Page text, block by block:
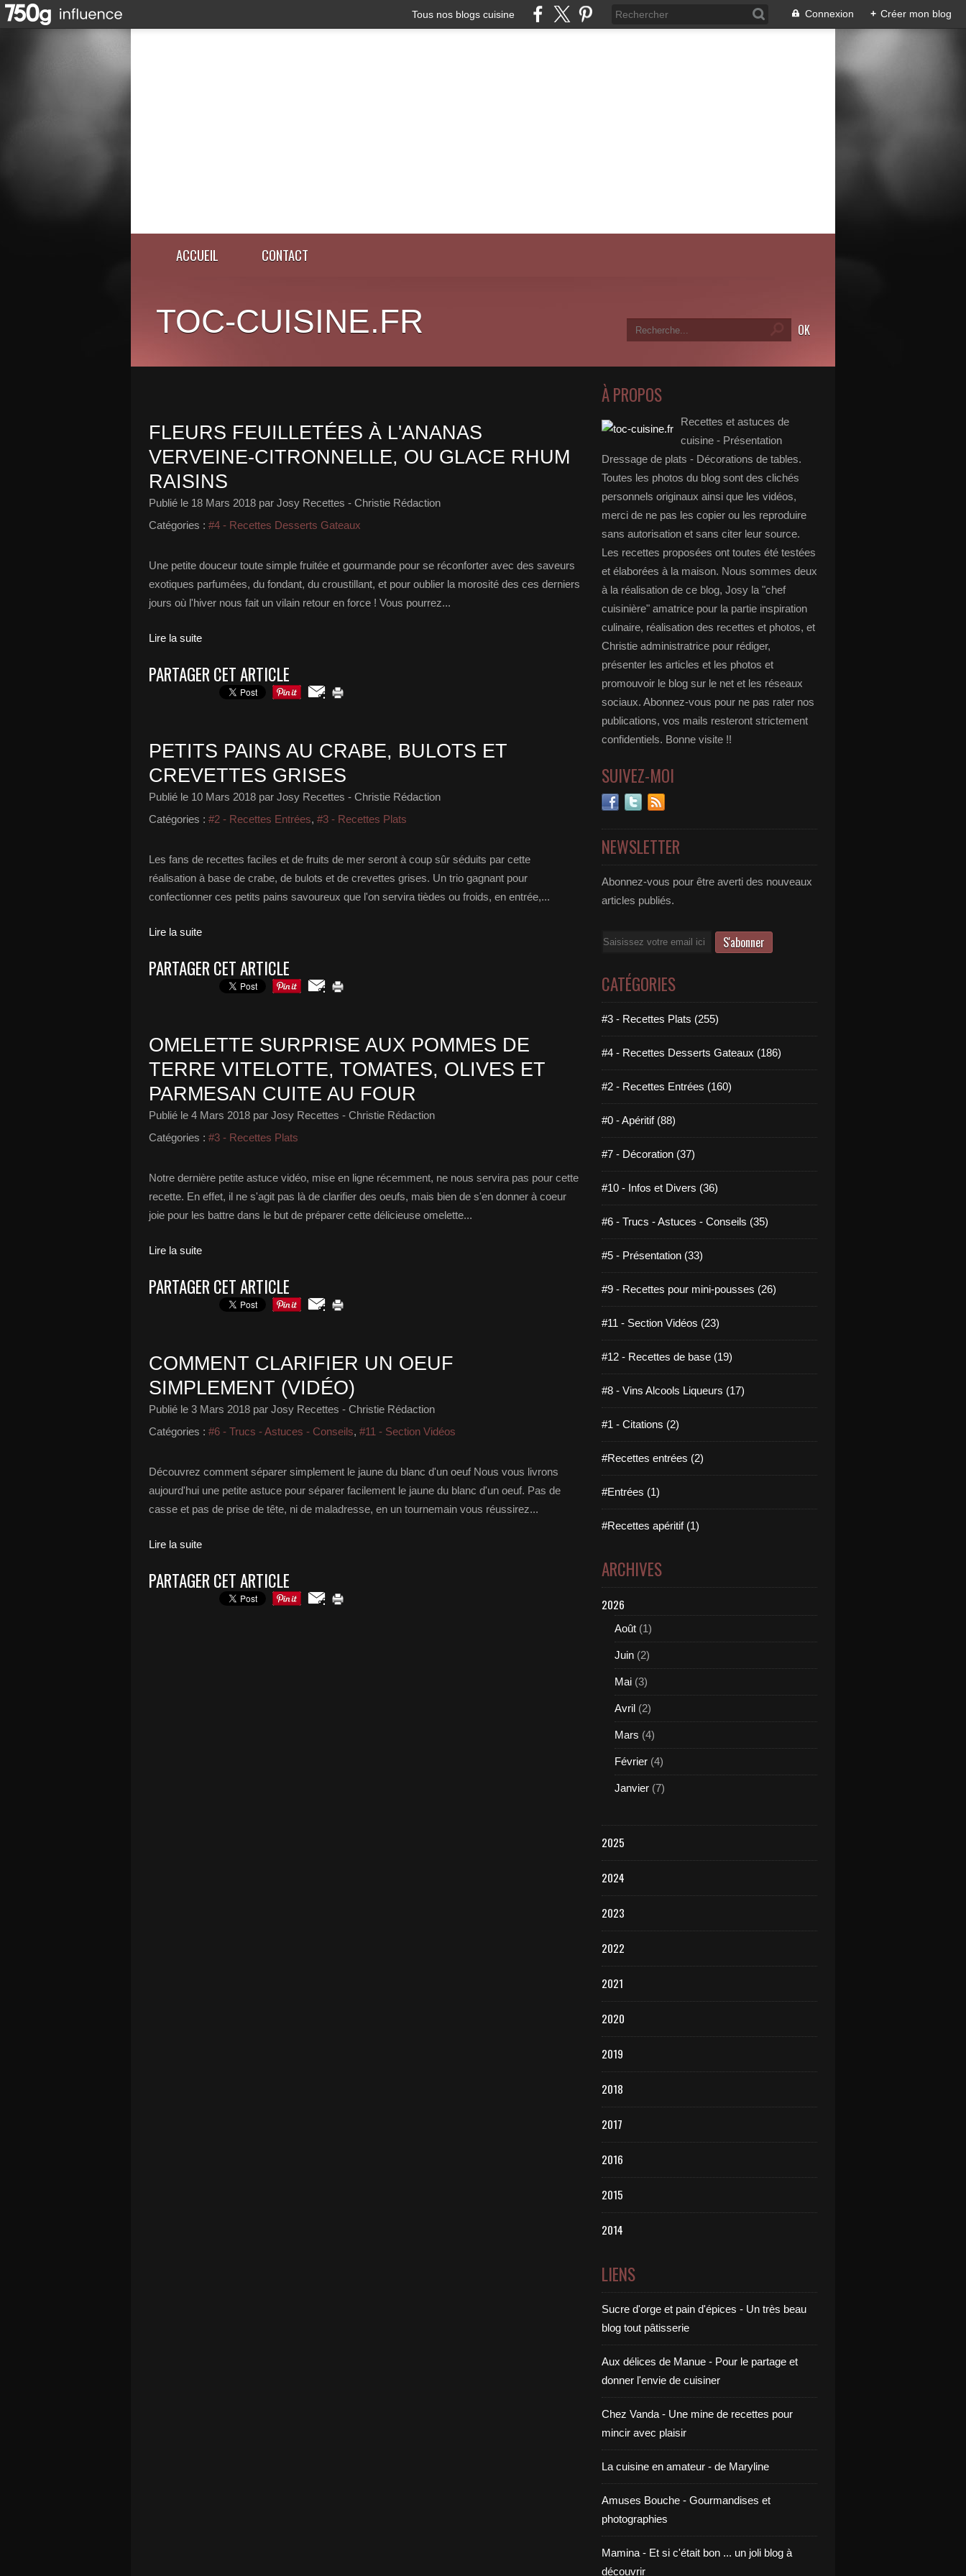
Tous nos blogs cuisine Connexion + Créer mon blog
ACCUEIL CONTACT
TOC-CUISINE.FR
FLEURS FEUILLETÉES À L'ANANAS
VERVEINE-CITRONNELLE, OU GLACE RHUM
RAISINS
Publié le 18 Mars 2018 par Josy Recettes - Christie Rédaction
Catégories : #4 - Recettes Desserts Gateaux
Une petite douceur toute simple fruitée et gourmande pour se réconforter avec des saveurs
exotiques parfumées, du fondant, du croustillant, et pour oublier la morosité des ces derniers
jours où l'hiver nous fait un vilain retour en force ! Vous pourrez...
Lire la suite
PARTAGER CET ARTICLE
PETITS PAINS AU CRABE, BULOTS ET
CREVETTES GRISES
Publié le 10 Mars 2018 par Josy Recettes - Christie Rédaction
Catégories : #2 - Recettes Entrées, #3 - Recettes Plats
Les fans de recettes faciles et de fruits de mer seront à coup sûr séduits par cette
réalisation à base de crabe, de bulots et de crevettes grises. Un trio gagnant pour
confectionner ces petits pains savoureux que l'on servira tièdes ou froids, en entrée,...
Lire la suite
PARTAGER CET ARTICLE
OMELETTE SURPRISE AUX POMMES DE
TERRE VITELOTTE, TOMATES, OLIVES ET
PARMESAN CUITE AU FOUR
Publié le 4 Mars 2018 par Josy Recettes - Christie Rédaction
Catégories : #3 - Recettes Plats
Notre dernière petite astuce vidéo, mise en ligne récemment, ne nous servira pas pour cette
recette. En effet, il ne s'agit pas là de clarifier des oeufs, mais bien de s'en donner à coeur
joie pour les battre dans le but de préparer cette délicieuse omelette...
Lire la suite
PARTAGER CET ARTICLE
COMMENT CLARIFIER UN OEUF
SIMPLEMENT (VIDÉO)
Publié le 3 Mars 2018 par Josy Recettes - Christie Rédaction
Catégories : #6 - Trucs - Astuces - Conseils, #11 - Section Vidéos
Découvrez comment séparer simplement le jaune du blanc d'un oeuf Nous vous livrons
aujourd'hui une petite astuce pour séparer facilement le jaune du blanc d'un oeuf. Pas de
casse et pas de prise de tête, ni de maladresse, en un tournemain vous réussirez...
Lire la suite
PARTAGER CET ARTICLE
À PROPOS
Recettes et astuces de
cuisine - Présentation
Dressage de plats - Décorations de tables.
Toutes les photos du blog sont des clichés
personnels originaux ainsi que les vidéos,
merci de ne pas les copier ou les reproduire
sans autorisation et sans citer leur source.
Les recettes proposées ont toutes été testées
et élaborées à la maison. Nous sommes deux
à la réalisation de ce blog, Josy la "chef
cuisinière" amatrice pour la partie inspiration
culinaire, réalisation des recettes et photos, et
Christie administratrice pour rédiger,
présenter les articles et les photos et
promouvoir le blog sur le net et les réseaux
sociaux. Abonnez-vous pour ne pas rater nos
publications, vos mails resteront strictement
confidentiels. Bonne visite !!
SUIVEZ-MOI
NEWSLETTER
Abonnez-vous pour être averti des nouveaux
articles publiés.
Email
CATÉGORIES
#3 - Recettes Plats (255)
#4 - Recettes Desserts Gateaux (186)
#2 - Recettes Entrées (160)
#0 - Apéritif (88)
#7 - Décoration (37)
#10 - Infos et Divers (36)
#6 - Trucs - Astuces - Conseils (35)
#5 - Présentation (33)
#9 - Recettes pour mini-pousses (26)
#11 - Section Vidéos (23)
#12 - Recettes de base (19)
#8 - Vins Alcools Liqueurs (17)
#1 - Citations (2)
#Recettes entrées (2)
#Entrées (1)
#Recettes apéritif (1)
ARCHIVES
2026
Août (1)
Juin (2)
Mai (3)
Avril (2)
Mars (4)
Février (4)
Janvier (7)
2025
2024
2023
2022
2021
2020
2019
2018
2017
2016
2015
2014
LIENS
Sucre d'orge et pain d'épices - Un très beau
blog tout pâtisserie
Aux délices de Manue - Pour le partage et
donner l'envie de cuisiner
Chez Vanda - Une mine de recettes pour
mincir avec plaisir
La cuisine en amateur - de Maryline
Amuses Bouche - Gourmandises et
photographies
Mamina - Et si c'était bon ... un joli blog à
découvrir